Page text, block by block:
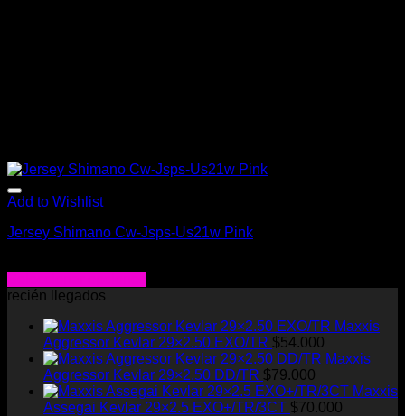
Add to Wishlist
Jersey Shimano Cw-Jsps-Us21w Pink
Este
tiene
múltiples
variantes.
opciones
recién llegados
Maxxis
Aggressor Kevlar 29×2.50 EXO/TR $54.000
Maxxis
Aggressor Kevlar 29×2.50 DD/TR $79.000
Maxxis
Assegai Kevlar 29×2.5 EXO+/TR/3CT $70.000